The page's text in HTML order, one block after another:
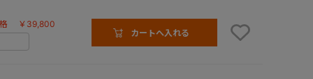
￥39,800
カートへ入れる